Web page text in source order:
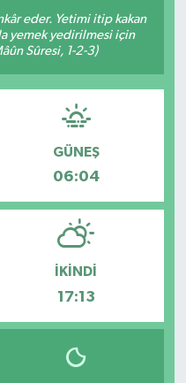
eder. Yetimi itip kakan
yemek yedirilmesi için
Sûresi, 1-2-3)
GÜNEŞ
06:04
İKINDI
17:13